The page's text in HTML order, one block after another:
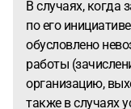
В случаях, когда
по его
обусловлено
работы
организацию,
также в случаях